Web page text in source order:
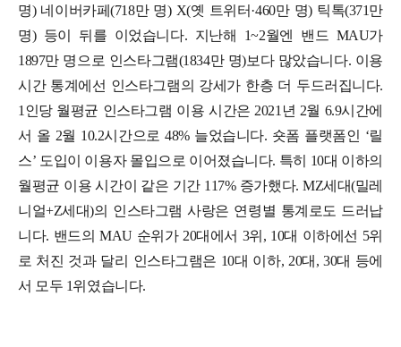
명) 네이버카페(718만 명) X(옛 트위터·460만 명) 틱톡(371만
명) 등이 뒤를 이었습니다. 지난해 1~2월엔 밴드 MAU가
1897만 명으로 인스타그램(1834만 명)보다 많았습니다. 이용
시간 통계에선 인스타그램의 강세가 한층 더 두드러집니다.
1인당 월평균 인스타그램 이용 시간은 2021년 2월 6.9시간에
서 올 2월 10.2시간으로 48% 늘었습니다. 숏폼 플랫폼인 ‘릴
스’ 도입이 이용자 몰입으로 이어졌습니다. 특히 10대 이하의
월평균 이용 시간이 같은 기간 117% 증가했다. MZ세대(밀레
니얼+Z세대)의 인스타그램 사랑은 연령별 통계로도 드러납
니다. 밴드의 MAU 순위가 20대에서 3위, 10대 이하에선 5위
로 처진 것과 달리 인스타그램은 10대 이하, 20대, 30대 등에
서 모두 1위였습니다.